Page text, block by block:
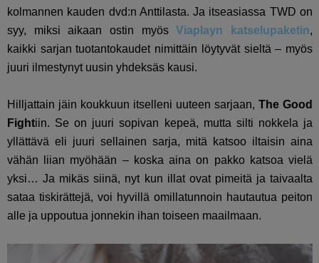
kolmannen kauden dvd:n Anttilasta. Ja itseasiassa TWD on
syy, miksi aikaan ostin myösViaplayn katselupaketin,
kaikki sarjan tuotantokaudet nimittäin löytyvät sieltä – myös
juuri ilmestynyt uusin yhdeksäs kausi.
Hilljattain jäin koukkuun itselleni uuteen sarjaan,The Good
Fightiin. Se on juuri sopivan kepeä, mutta silti nokkela ja
yllättävä eli juuri sellainen sarja, mitä katsoo iltaisin aina
vähän liian myöhään – koska aina on pakko katsoa vielä
yksi… Ja mikäs siinä, nyt kun illat ovat pimeitä ja taivaalta
sataa tiskirättejä, voi hyvillä omillatunnoin hautautua peiton
alle ja uppoutua jonnekin ihan toiseen maailmaan.